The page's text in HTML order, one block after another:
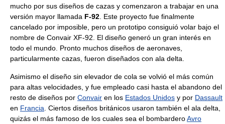
mucho por sus diseños de cazas y comenzaron a trabajar en una
versión mayor llamada F-92 . Este proyecto fue finalmente
cancelado por imposible, pero un prototipo consiguió volar bajo el
nombre de Convair XF-92. El diseño generó un gran interés en
todo el mundo. Pronto muchos diseños de aeronaves,
particularmente cazas, fueron diseñados con ala delta.
Asimismo el diseño sin elevador de cola se volvió el más común
para altas velocidades, y fue empleado casi hasta el abandono del
resto de diseños por Convair en los Estados Unidos y por Dassault
en Francia . Ciertos diseños británicos usaron también el ala delta,
quizás el más famoso de los cuales sea el bombarderoAvro